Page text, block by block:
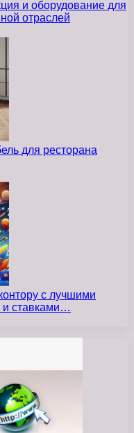
и оборудование для
отраслей
для ресторана
с лучшими
ставками…